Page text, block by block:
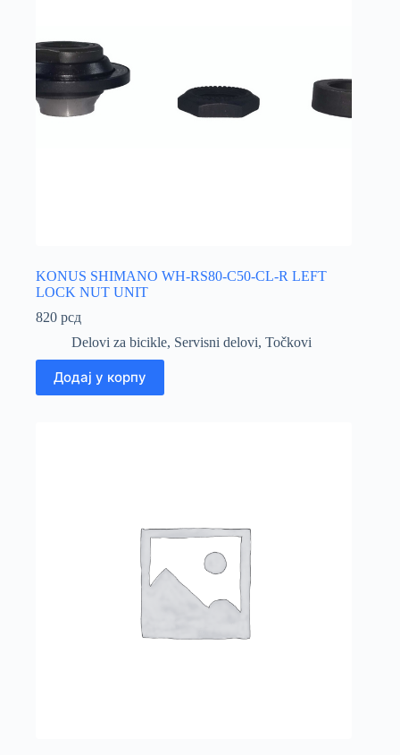
KONUS SHIMANO WH-RS80-C50-CL-R LEFT
LOCK NUT UNIT
820 рсд
Delovi za bicikle, Servisni delovi, Točkovi
Додај у корпу